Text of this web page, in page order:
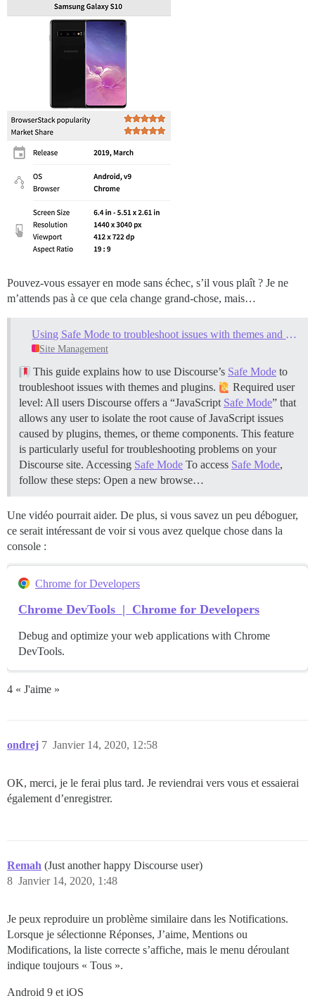
Pouvez-vous essayer en mode sans échec, s’il vous plaît ? Je ne
m’attends pas à ce que cela change grand-chose, mais…
Using Safe Mode to troubleshoot issues with themes and plugins
Site Management
This guide explains how to use Discourse’s Safe Mode to
troubleshoot issues with themes and plugins.
Required user
level: All users Discourse offers a “JavaScript Safe Mode” that
allows any user to isolate the root cause of JavaScript issues
caused by plugins, themes, or theme components. This feature
is particularly useful for troubleshooting problems on your
Discourse site. Accessing Safe Mode To access Safe Mode,
follow these steps: Open a new browse…
Une vidéo pourrait aider. De plus, si vous savez un peu déboguer,
ce serait intéressant de voir si vous avez quelque chose dans la
console :
Chrome for Developers
Chrome DevTools | Chrome for Developers
Debug and optimize your web applications with Chrome
DevTools.
4 « J'aime »
ondrej Janvier 14, 2020, 12:58
7
OK, merci, je le ferai plus tard. Je reviendrai vers vous et essaierai
également d’enregistrer.
Remah (Just another happy Discourse user)
Janvier 14, 2020, 1:48
8
Je peux reproduire un problème similaire dans les Notifications.
Lorsque je sélectionne Réponses, J’aime, Mentions ou
Modifications, la liste correcte s’affiche, mais le menu déroulant
indique toujours « Tous ».
Android 9 et iOS